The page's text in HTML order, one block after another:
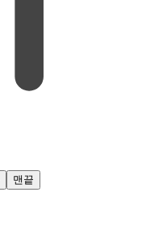
맨끝